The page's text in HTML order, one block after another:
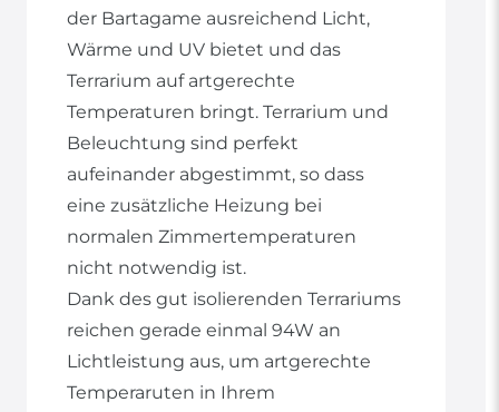
der Bartagame ausreichend Licht,
Wärme und UV bietet und das
Terrarium auf artgerechte
Temperaturen bringt. Terrarium und
Beleuchtung sind perfekt
aufeinander abgestimmt, so dass
eine zusätzliche Heizung bei
normalen Zimmertemperaturen
nicht notwendig ist.
Dank des gut isolierenden Terrariums
reichen gerade einmal 94W an
Lichtleistung aus, um artgerechte
Temperaruten in Ihrem